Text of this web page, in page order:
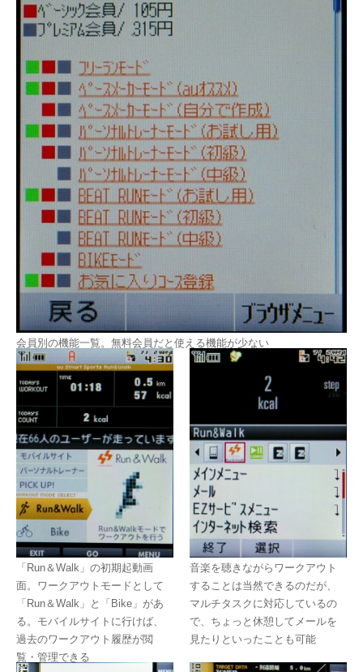
会員別の機能一覧。無料会員だと使える機能が少ない
「Run＆Walk」の初期起動画
面。ワークアウトモードとして
「Run＆Walk」と「Bike」があ
る。モバイルサイトに行けば、
過去のワークアウト履歴が閲
覧・管理できる
音楽を聴きながらワークアウト
することは当然できるのだが、
マルチタスクに対応しているの
で、ちょっと休憩してメールを
見たりといったことも可能